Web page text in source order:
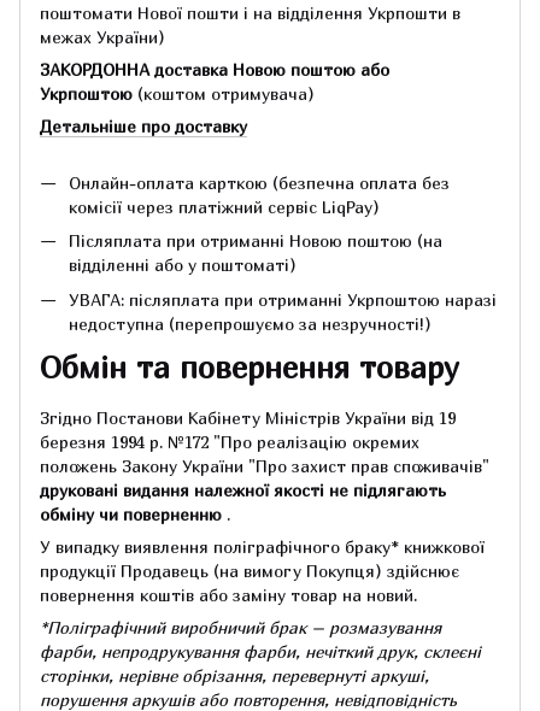
поштомати Нової пошти і на відділення Укрпошти в
межах України)
ЗАКОРДОННА доставка Новою поштою або
Укрпоштою (коштом отримувача)
Детальніше про доставку
Онлайн-оплата карткою (безпечна оплата без
комісії через платіжний сервіс LiqPay)
Післяплата при отриманні Новою поштою (на
відділенні або у поштоматі)
УВАГА: післяплата при отриманні Укрпоштою наразі
недоступна (перепрошуємо за незручності!)
Обмін та повернення товару
Згідно Постанови Кабінету Міністрів України від 19
березня 1994 р. №172 "Про реалізацію окремих
положень Закону України "Про захист прав споживачів"
друковані видання належної якості не підлягають
обміну чи поверненню .
У випадку виявлення поліграфічного браку* книжкової
продукції Продавець (на вимогу Покупця) здійснює
повернення коштів або заміну товар на новий.
*Поліграфічний виробничий брак – розмазування
фарби, непродрукування фарби, нечіткий друк, склеєні
сторінки, нерівне обрізання, перевернуті аркуші,
порушення аркушів або повторення, невідповідність